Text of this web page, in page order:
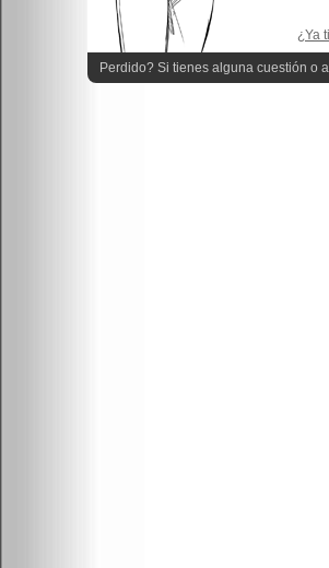
¿Ya
Perdido? Si tienes alguna cuestión o